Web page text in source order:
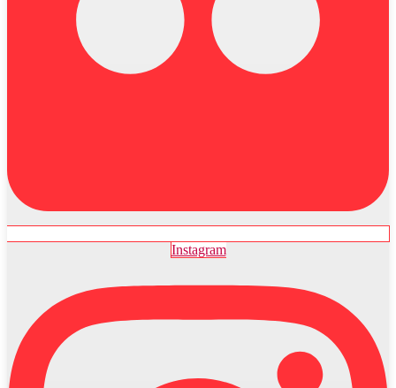
Instagram